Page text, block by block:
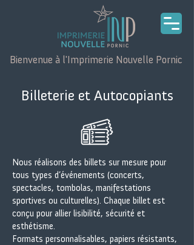
Bienvenue à l'Imprimerie Nouvelle Pornic
Billeterie et Autocopiants
Nous réalisons des billets sur mesure pour
tous types d’événements (concerts,
spectacles, tombolas, manifestations
sportives ou culturelles). Chaque billet est
conçu pour allier lisibilité, sécurité et
esthétisme.
Formats personnalisables, papiers résistants,